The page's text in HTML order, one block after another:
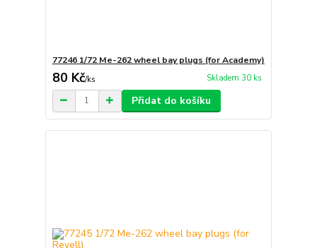
77246 1/72 Me-262 wheel bay plugs (for Academy)
80 Kč/ks Skladem 30 ks
Přidat do košíku